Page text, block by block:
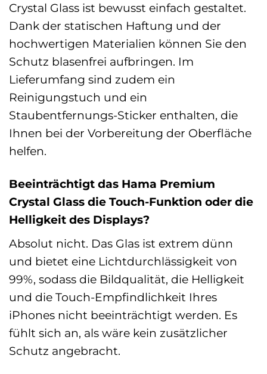
Crystal Glass ist bewusst einfach gestaltet.
Dank der statischen Haftung und der
hochwertigen Materialien können Sie den
Schutz blasenfrei aufbringen. Im
Lieferumfang sind zudem ein
Reinigungstuch und ein
Staubentfernungs-Sticker enthalten, die
Ihnen bei der Vorbereitung der Oberfläche
helfen.
Beeinträchtigt das Hama Premium
Crystal Glass die Touch-Funktion oder die
Helligkeit des Displays?
Absolut nicht. Das Glas ist extrem dünn
und bietet eine Lichtdurchlässigkeit von
99%, sodass die Bildqualität, die Helligkeit
und die Touch-Empfindlichkeit Ihres
iPhones nicht beeinträchtigt werden. Es
fühlt sich an, als wäre kein zusätzlicher
Schutz angebracht.